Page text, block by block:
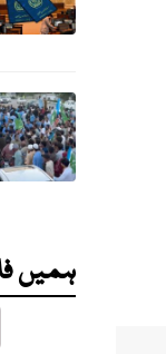
ہمیں